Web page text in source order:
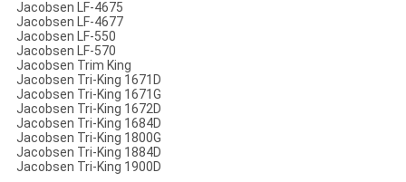
Jacobsen LF-4675
Jacobsen LF-4677
Jacobsen LF-550
Jacobsen LF-570
Jacobsen Trim King
Jacobsen Tri-King 1671D
Jacobsen Tri-King 1671G
Jacobsen Tri-King 1672D
Jacobsen Tri-King 1684D
Jacobsen Tri-King 1800G
Jacobsen Tri-King 1884D
Jacobsen Tri-King 1900D